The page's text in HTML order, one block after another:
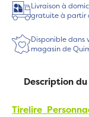
Livraison à
gratuite à partir
Disponible dans
magasin de
Description
Tirelire